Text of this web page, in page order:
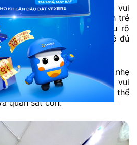
hình cà phê kết hợp khu vui
phù hợp với các gia đình trẻ
bên trong được chia khu rõ
bé an toàn, còn khu cà phê đủ
ngơi.
hợp cho những buổi hẹn nhẹ
bè có con nhỏ. Bé được vui
riêng, trong khi bố mẹ có thể
quan sát con.